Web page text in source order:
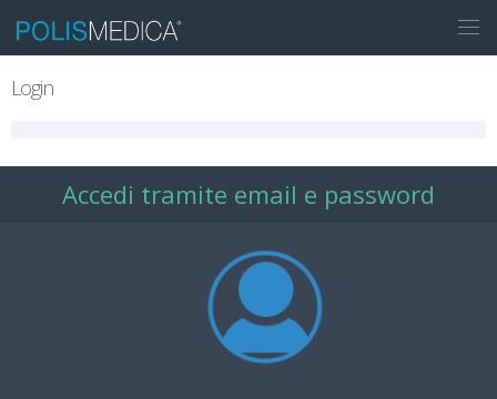
Login
Accedi tramite email e password